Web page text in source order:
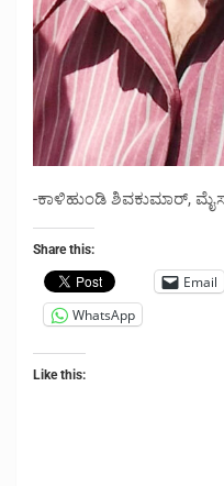
-ಕಾಳಿಹುಂಡಿ ಶಿವಕುಮಾರ್,
Share this:
Email
WhatsApp
Like this: